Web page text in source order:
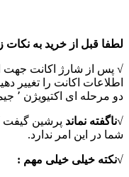
لطفا قبل از خرید به نکات
√ پس از شارژ اکانت جهت
دو مرحله ای اکتیویژن ٬ جیمیل ٬ فیسبوک و… خود را فعال کنید.
√ناگفته نماند پرشین گیفت
شما در این امر ندارد.
√نکته خیلی خیلی مهم :